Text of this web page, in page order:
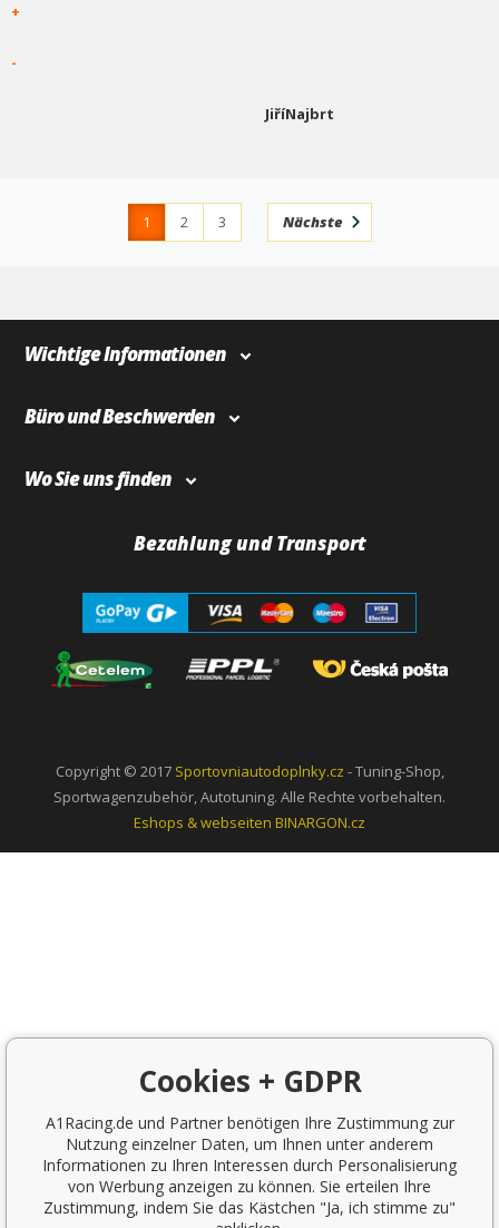
+
-
JiříNajbrt
1 2
3
Nächste
Wichtige Informationen
Büro und Beschwerden
Wo Sie uns finden
Bezahlung und Transport
Copyright © 2017 Sportovniautodoplnky.cz - Tuning-Shop,
Sportwagenzubehör, Autotuning. Alle Rechte vorbehalten.
Eshops & webseiten BINARGON.cz
Cookies + GDPR
A1Racing.de und Partner benötigen Ihre Zustimmung zur
Nutzung einzelner Daten, um Ihnen unter anderem
Informationen zu Ihren Interessen durch Personalisierung
von Werbung anzeigen zu können. Sie erteilen Ihre
Zustimmung, indem Sie das Kästchen "Ja, ich stimme zu"